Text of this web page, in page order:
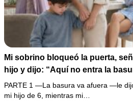
Mi sobrino bloqueó la puerta,
hijo y dijo: “Aquí no entra la
mirada y mi hermana siguió
Yo asentí, abracé a mi niño y me
PARTE 1 —La basura va afuera —le
mi hijo de 6, mientras mi…